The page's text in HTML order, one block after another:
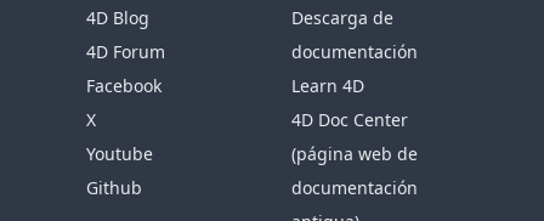
4D Blog
4D Forum
Facebook
X
Youtube
Github
Descarga de
documentación
Learn 4D
4D Doc Center
(página web de
documentación